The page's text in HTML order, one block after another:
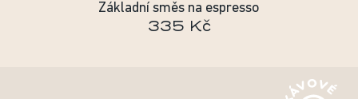
Základní směs na espresso
335 Kč